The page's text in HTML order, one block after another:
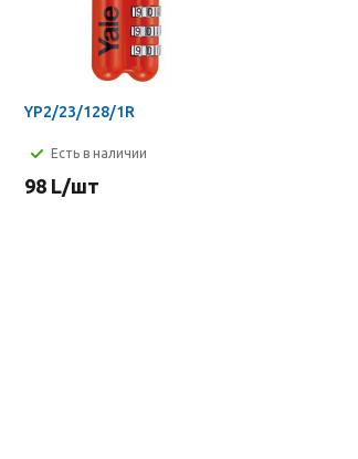
YP2/23/128/1R
Есть в наличии
98L/шт